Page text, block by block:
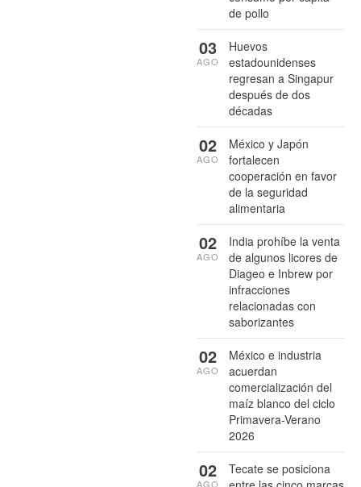
de pollo
Huevos
estadounidenses
regresan a Singapur
después de dos
décadas
03
AGO
México y Japón
fortalecen
cooperación en favor
de la seguridad
alimentaria
02
AGO
India prohíbe la venta
de algunos licores de
Diageo e Inbrew por
infracciones
relacionadas con
saborizantes
02
AGO
México e industria
acuerdan
comercialización del
maíz blanco del ciclo
Primavera-Verano
2026
02
AGO
Tecate se posiciona
02
AGO